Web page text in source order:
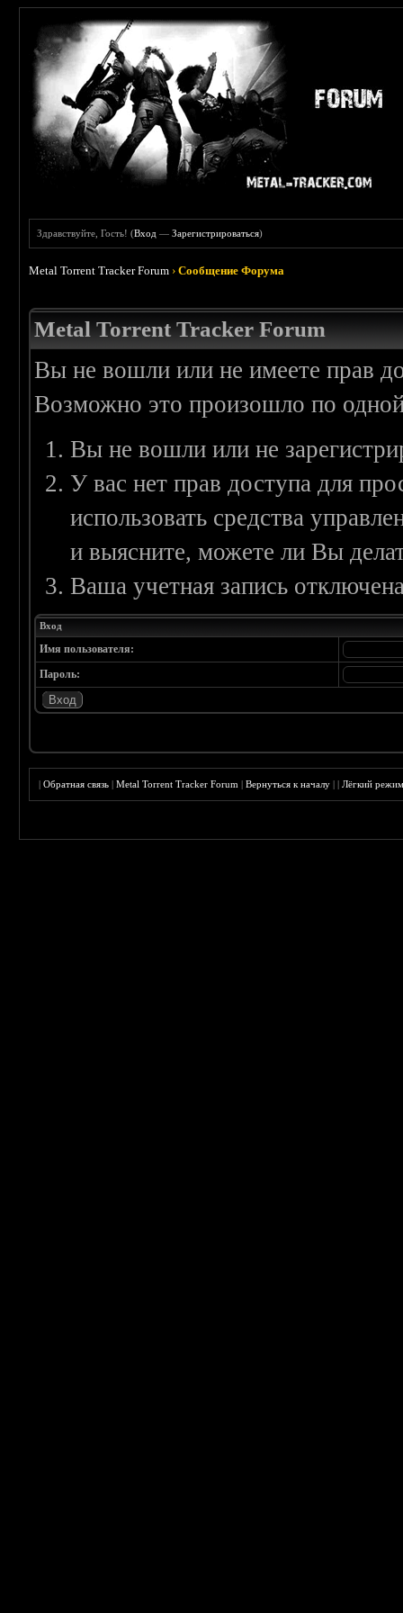
Здравствуйте, Гость! (Вход —Зарегистрироваться)
Metal Torrent Tracker Forum ›Сообщение Форума
Metal Torrent Tracker Forum
Вы не вошли или не имеете прав
Возможно это произошло по
Вы не вошли или не
У вас нет прав доступа для
использовать средства
и выясните, можете ли Вы
Ваша учетная запись
Вход
Имя пользователя:
Пароль:
|Обратная связь |Metal Torrent Tracker Forum |Вернуться к началу ||Лёгкий